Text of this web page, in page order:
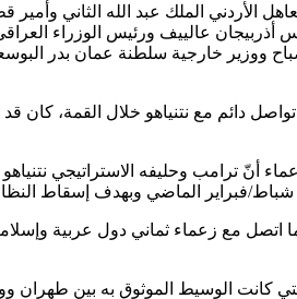
الأردني الملك عبد الله الثاني
أذربيجان عالييف ورئيس الوزراء
دائم مع نتنياهو خلال القمة، كان
اتصل مع زعماء ثماني دول عربية
الوسيط الموثوق به بين طهران